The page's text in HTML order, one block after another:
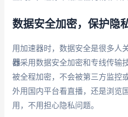
数据安全加密，保护隐
用加速器时，数据安全是很多人
器采用数据安全加密和专线传输
被全程加密，不会被第三方监控
外用国内平台看直播，还是浏览
用，不用担心隐私问题。